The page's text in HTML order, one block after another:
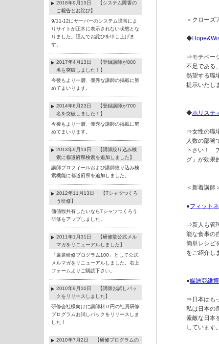
2018年9月13日 【システム障害の
ご報告とお詫び】
9/11-12にサーバーのシステム障害によ
りサイトが正常に表示されない状態とな
りました。謹んでお詫びを申し上げま
す。
2017年4月13日 【登録講師が800
名を突破しました！】
今後もより一層、優秀な講師の掲載に努
めてまいります。
2014年6月23日 【登録講師が700
名を突破しました！】
今後もより一層、優秀な講師の掲載に努
めてまいります。
2013年9月13日 【講師絞り込み検
索に都道府県検索を追加しました】
講師プロフィールおよび講師絞り込み検
索機能に都道府県を追加しました。
2012年11月13日 【Tシャツつくろ
う研修】
価値観共有したいならTシャツつくろう
研修をアップしました。
2011年1月31日 【研修堂公式メル
マガをリニューアルしました】
「厳選研修プログラム100」として公式
メルマガをリニューアルしました。右上
フォームよりご購読下さい。
2010年9月10日 【講師お試しパッ
クをリリースしました】
研修会社様向けに講師料０円の社員研修
プログラムお試しパックをリリースしま
した！
2010年7月2日 【研修プログラムの
＜クロー
◆
⇒モチベー
不足である
熱望する職
提示いたし
◆ホリステ
⇒女性の職
人数の部署
下さい！　
グ」が効果
＜新着講
●フィット
⇒新人も管
能な食事の
簡単レシピ
をご紹介し
●媒迪亞維
⇒日本はも
私は日本の
素敵な日本
しています